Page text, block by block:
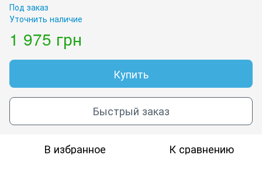
Под заказ
Уточнить наличие
1 975 грн
Купить
Быстрый заказ
В избранное К сравнению